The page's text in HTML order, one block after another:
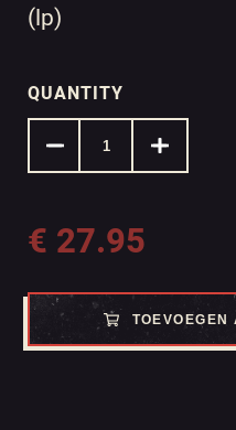
(lp)
QUANTITY
€ 27.95
TOEVOEGEN